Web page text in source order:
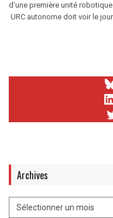
d'une première unité
URC autonome doit voir le
Archives